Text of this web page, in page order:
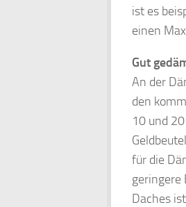
ist es
einen
Gut
An der
den
10 und
für die
geringere
Daches